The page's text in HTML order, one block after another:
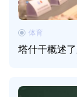
塔什干概述
体育